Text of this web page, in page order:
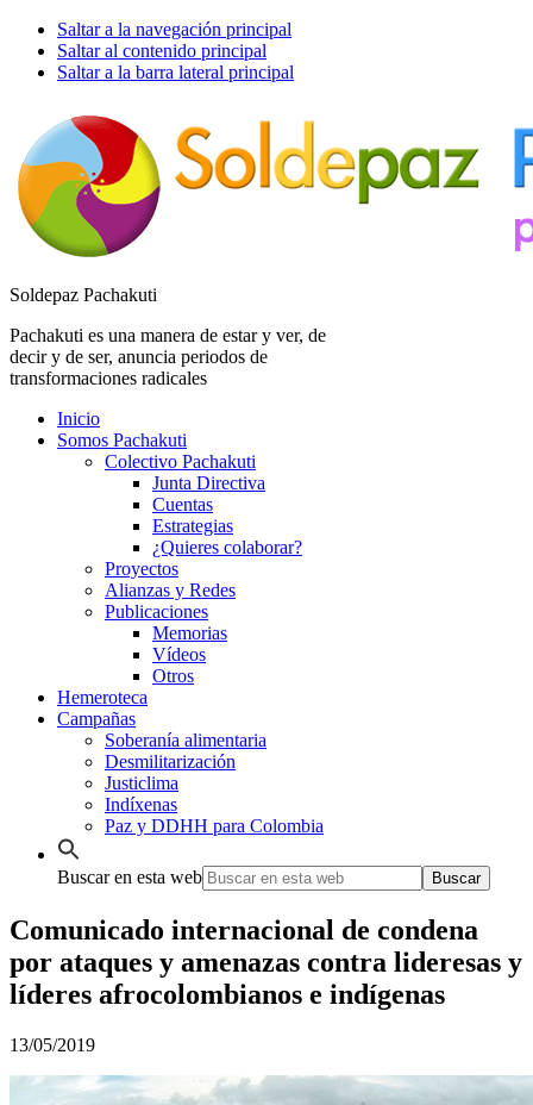
Saltar a la navegación principal
Saltar al contenido principal
Saltar a la barra lateral principal
Soldepaz Pachakuti
Pachakuti es una manera de estar y ver, de
decir y de ser, anuncia periodos de
transformaciones radicales
Inicio
Somos Pachakuti
Colectivo Pachakuti
Junta Directiva
Cuentas
Estrategias
¿Quieres colaborar?
Proyectos
Alianzas y Redes
Publicaciones
Memorias
Vídeos
Otros
Hemeroteca
Campañas
Soberanía alimentaria
Desmilitarización
Justiclima
Indíxenas
Paz y DDHH para Colombia
Buscar en esta web
Comunicado internacional de condena
por ataques y amenazas contra lideresas y
líderes afrocolombianos e indígenas
13/05/2019